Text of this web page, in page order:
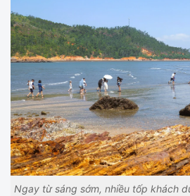
Ngay từ sáng sớm, nhiều tốp khách